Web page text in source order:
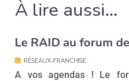
À lire aussi…
Le RAID au forum
RÉSEAUX-FRANCHISE
A vos agendas ! Le